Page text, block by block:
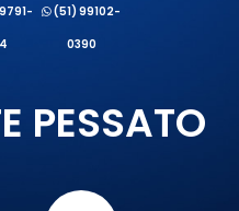
(51) 99102-
0390
PESSATO